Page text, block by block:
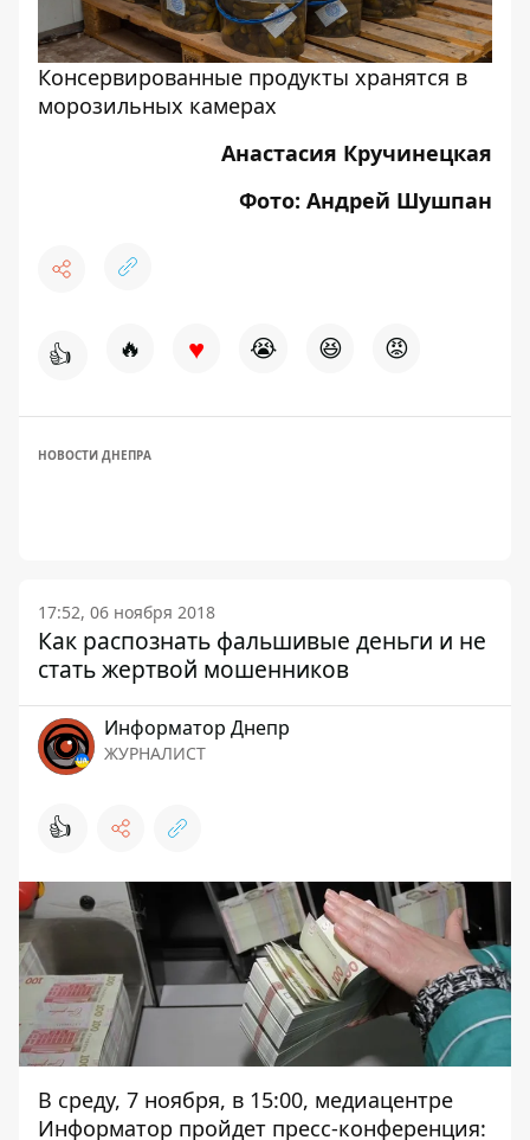
Консервированные продукты хранятся в
морозильных камерах
Анастасия Кручинецкая
Фото: Андрей Шушпан
👍 🔥 ♥ 😭 😆 😡
НОВОСТИ ДНЕПРА
17:52, 06 ноября 2018
Как распознать фальшивые деньги и не
стать жертвой мошенников
Информатор Днепр
ЖУРНАЛИСТ
👍
В среду, 7 ноября, в 15:00, медиацентре
Информатор пройдет пресс-конференция: